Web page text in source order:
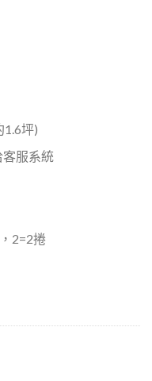
坪)
服系統
2=2捲